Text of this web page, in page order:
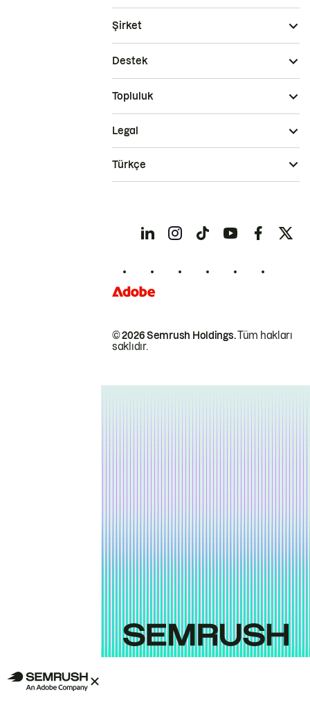
Şirket
Destek
Topluluk
© 2026 Semrush Holdings.Tüm hakları
saklıdır.
Legal
Türkçe